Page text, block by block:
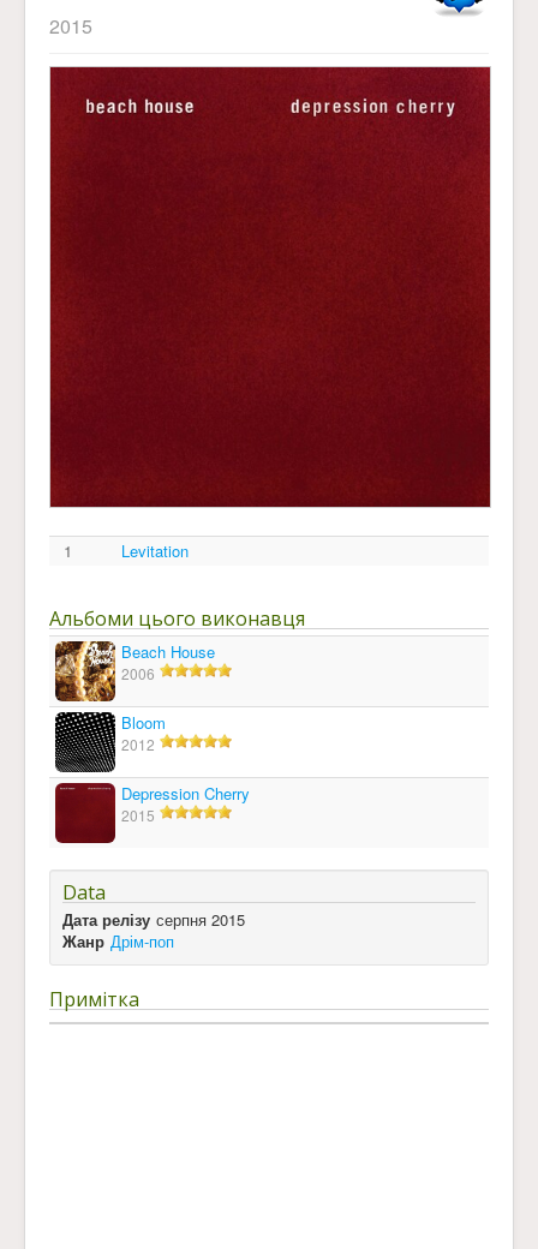
2015
1 Levitation
Альбоми цього виконавця
Beach House
2006
Bloom
2012
Depression Cherry
2015
Data
Дата релізу серпня 2015
Жанр Дрім-поп
Примітка